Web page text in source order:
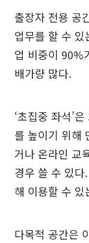
출장자 전용 공
업무를 할 수
업 비중이 90%
배가량 많다.
‘초집중 좌석’
를 높이기 위해
거나 온라인 교
경우 쓸 수 있
해 이용할 수
다목적 공간은